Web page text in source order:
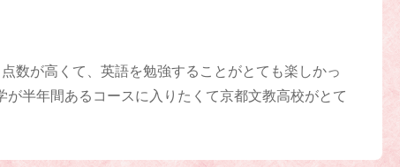
数が高くて、英語を勉強することがとても楽しかっ
半年間あるコースに入りたくて京都文教高校がとて